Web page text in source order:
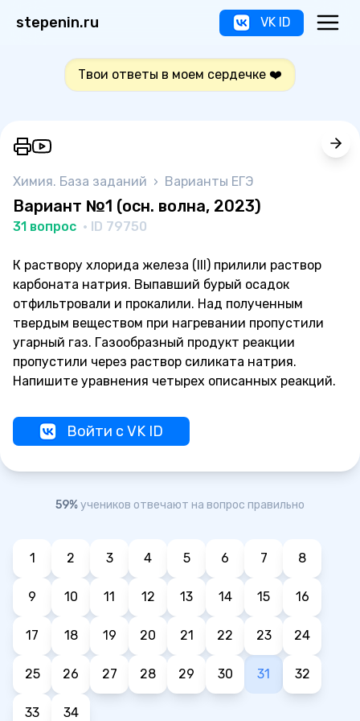
stepenin.ru VK ID
Твои ответы в моем сердечке ❤️
Химия. База заданий › Варианты ЕГЭ
Вариант №1 (осн. волна, 2023)
31 вопрос · ID 79750
К раствору хлорида железа (III) прилили раствор
карбоната натрия. Выпавший бурый осадок
отфильтровали и прокалили. Над полученным
твердым веществом при нагревании пропустили
угарный газ. Газообразный продукт реакции
пропустили через раствор силиката натрия.
Напишите уравнения четырех описанных реакций.
Войти с VK ID
59%учеников отвечают на вопрос правильно
1 2 3 4 5 6 7 8
9 10 11 12 13 14 15 16
17 18 19 20 21 22 23 24
25 26 27 28 29 30 31 32
33 34